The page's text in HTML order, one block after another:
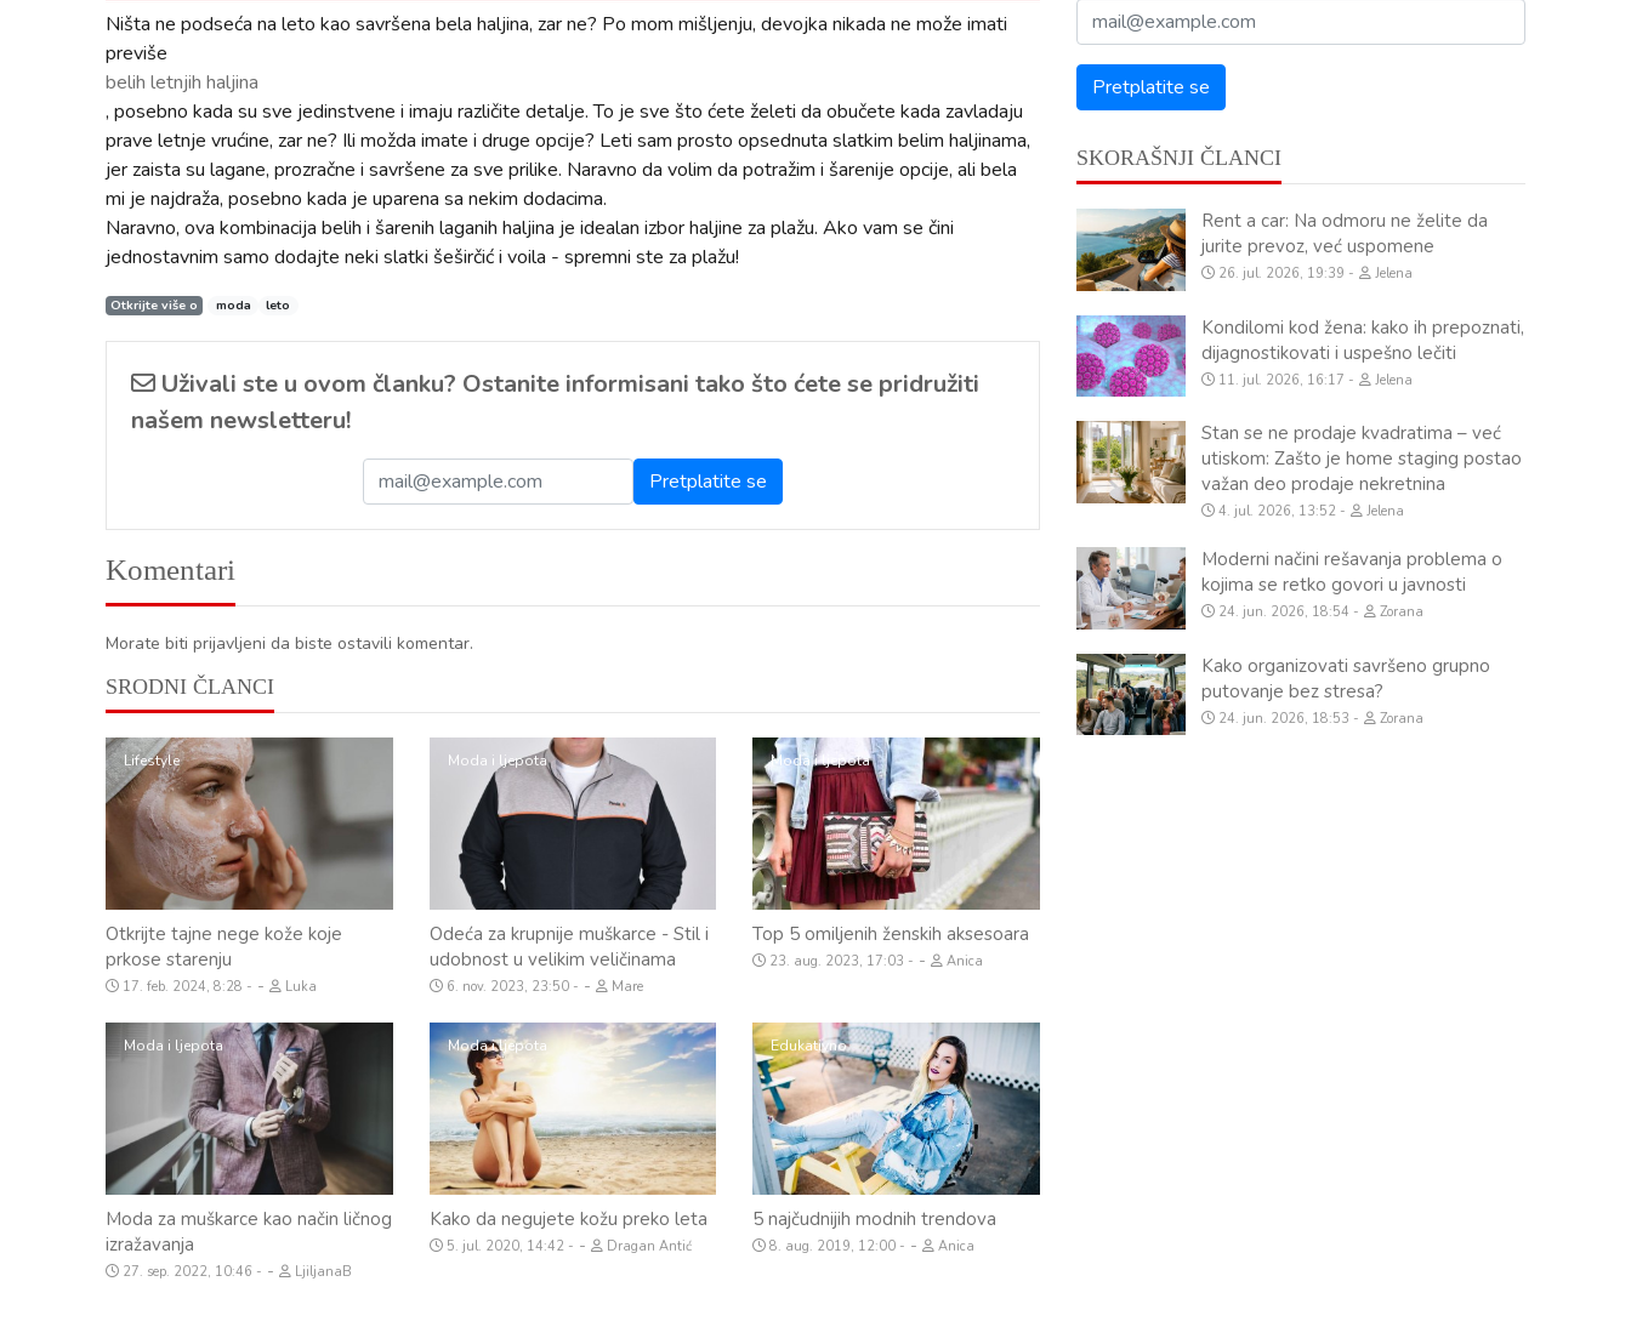
Ništa ne podseća na leto kao savršena bela haljina, zar ne? Po mom mišljenju, devojka nikada ne može imati
previše
belih letnjih haljina
, posebno kada su sve jedinstvene i imaju različite detalje. To je sve što ćete želeti da obučete kada zavladaju
prave letnje vrućine, zar ne? Ili možda imate i druge opcije? Leti sam prosto opsednuta slatkim belim haljinama,
jer zaista su lagane, prozračne i savršene za sve prilike. Naravno da volim da potražim i šarenije opcije, ali bela
mi je najdraža, posebno kada je uparena sa nekim dodacima.
Naravno, ova kombinacija belih i šarenih laganih haljina je idealan izbor haljine za plažu. Ako vam se čini
jednostavnim samo dodajte neki slatki šeširčić i voila - spremni ste za plažu!
Otkrijte više o moda leto
Uživali ste u ovom članku? Ostanite informisani tako što ćete se pridružiti
našem newsletteru!
Komentari
Morate biti prijavljeni da biste ostavili komentar.
SRODNI ČLANCI
Lifestyle
Otkriјte taјne nege kože koјe
prkose starenju
17. feb. 2024, 8:28 - Luka
Moda i ljepota
Odeća za krupnije muškarce - Stil i
udobnost u velikim veličinama
6. nov. 2023, 23:50 - Mare
Moda i ljepota
Top 5 omiljenih ženskih aksesoara
23. aug. 2023, 17:03 - Anica
Moda i ljepota
Moda za muškarce kao način ličnog
izražavanja
27. sep. 2022, 10:46 - LjiljanaB
Moda i ljepota
Kako da negujete kožu preko leta
5. jul. 2020, 14:42 - Dragan Antić
Edukativno
5 najčudnijih modnih trendova
8. aug. 2019, 12:00 - Anica
SKORAŠNJI ČLANCI
Rent a car: Na odmoru ne želite da
jurite prevoz, već uspomene
26. jul. 2026, 19:39 Jelena
Kondilomi kod žena: kako ih prepoznati,
dijagnostikovati i uspešno lečiti
11. jul. 2026, 16:17 Jelena
Stan se ne prodaje kvadratima – već
utiskom: Zašto je home staging postao
važan deo prodaje nekretnina
4. jul. 2026, 13:52 Jelena
Moderni načini rešavanja problema o
kojima se retko govori u javnosti
24. jun. 2026, 18:54 Zorana
Kako organizovati savršeno grupno
putovanje bez stresa?
24. jun. 2026, 18:53 Zorana